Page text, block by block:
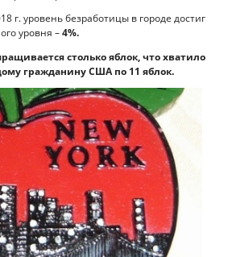
г. уровень безработицы в городе достиг
уровня –4%.
столько яблок, что хватило
гражданину США по 11 яблок.